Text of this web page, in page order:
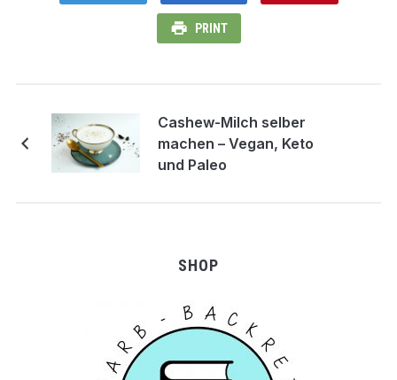
PRINT
Cashew-Milch selber
machen – Vegan, Keto
und Paleo
SHOP